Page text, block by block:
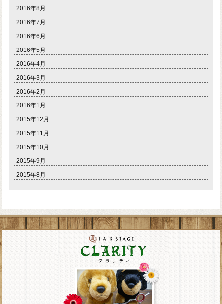
2016年8月
2016年7月
2016年6月
2016年5月
2016年4月
2016年3月
2016年2月
2016年1月
2015年12月
2015年11月
2015年10月
2015年9月
2015年8月